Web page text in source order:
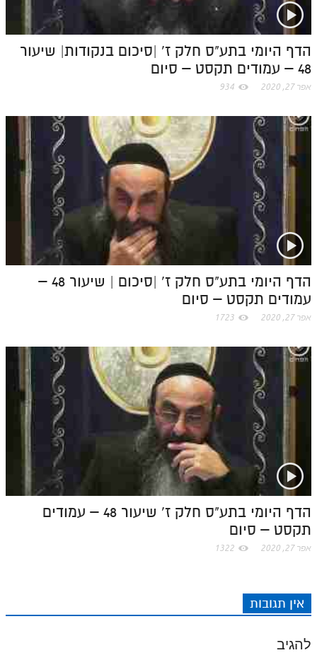
o
m
הדף היומי בתע"ס חלק ז' |סיכום בנקודות| שיעור
48 – עמודים תקסט – סיום
אפר 27, 2020 934
הדף היומי בתע"ס חלק ז' |סיכום | שיעור 48 –
עמודים תקסט – סיום
אפר 27, 2020 1723
הדף היומי בתע"ס חלק ז' שיעור 48 – עמודים
תקסט – סיום
אפר 27, 2020 1322
אין תגובות
להגיב